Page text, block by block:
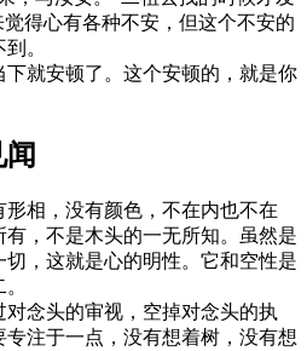
得心有各种不安，但这个不安的
。
就安顿了。这个安顿的，就是你
相，没有颜色，不在内也不在
，不是木头的一无所知。虽然是
，这就是心的明性。它和空性是
念头的审视，空掉对念头的执
注于一点，没有想着树，没有想